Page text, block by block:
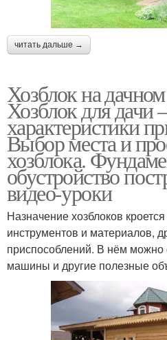
читать дальше →
Хозблок на
Хозблок для дачи
характеристики
Выбор места и
хозблока.
обустройство
видео-уроки
Назначение хозблоков
инструментов и материалов,
приспособлений. В нём можно
машины и другие полезные